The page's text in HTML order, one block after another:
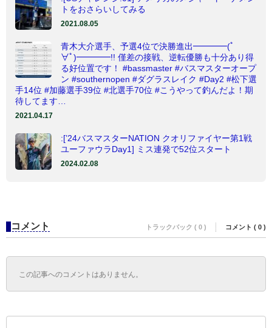
トをおさらいしてみる
2021.08.05
青木大介選手、予選4位で決勝進出━━━━(ﾟ
∀ﾟ)━━━━!! 僅差の接戦、逆転優勝も十分あり得
る好位置です！ #bassmaster #バスマスターオープ
ン #southernopen #ダグラスレイク #Day2 #松下選
手14位 #加藤選手39位 #北選手70位 #こうやって釣んだよ！期
待してます…
2021.04.17
:[’24バスマスターNATION クオリファイヤー​第1戦
ユーファウラDay1] ミス連発で52位スタート
2024.02.08
コメント トラックバック ( 0 ) コメント ( 0 )
この記事へのコメントはありません。